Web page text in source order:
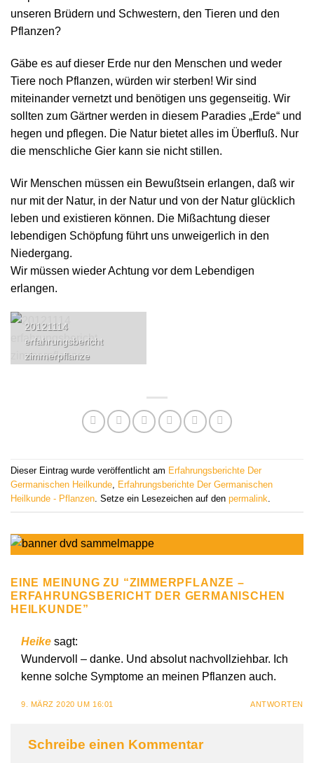
unseren Brüdern und Schwestern, den Tieren und den
Pflanzen?
Gäbe es auf dieser Erde nur den Menschen und weder
Tiere noch Pflanzen, würden wir sterben! Wir sind
miteinander vernetzt und benötigen uns gegenseitig. Wir
sollten zum Gärtner werden in diesem Paradies „Erde“ und
hegen und pflegen. Die Natur bietet alles im Überfluß. Nur
die menschliche Gier kann sie nicht stillen.
Wir Menschen müssen ein Bewußtsein erlangen, daß wir
nur mit der Natur, in der Natur und von der Natur glücklich
leben und existieren können. Die Mißachtung dieser
lebendigen Schöpfung führt uns unweigerlich in den
Niedergang.
Wir müssen wieder Achtung vor dem Lebendigen
erlangen.
20121114
erfahrungsbericht
zimmerpflanze
Dieser Eintrag wurde veröffentlicht am Erfahrungsberichte Der
Germanischen Heilkunde, Erfahrungsberichte Der Germanischen
Heilkunde - Pflanzen. Setze ein Lesezeichen auf den permalink.
EINE MEINUNG ZU “ZIMMERPFLANZE –
ERFAHRUNGSBERICHT DER GERMANISCHEN
HEILKUNDE”
Heike sagt:
Wundervoll – danke. Und absolut nachvollziehbar. Ich
kenne solche Symptome an meinen Pflanzen auch.
9. MÄRZ 2020 UM 16:01 ANTWORTEN
Schreibe einen Kommentar